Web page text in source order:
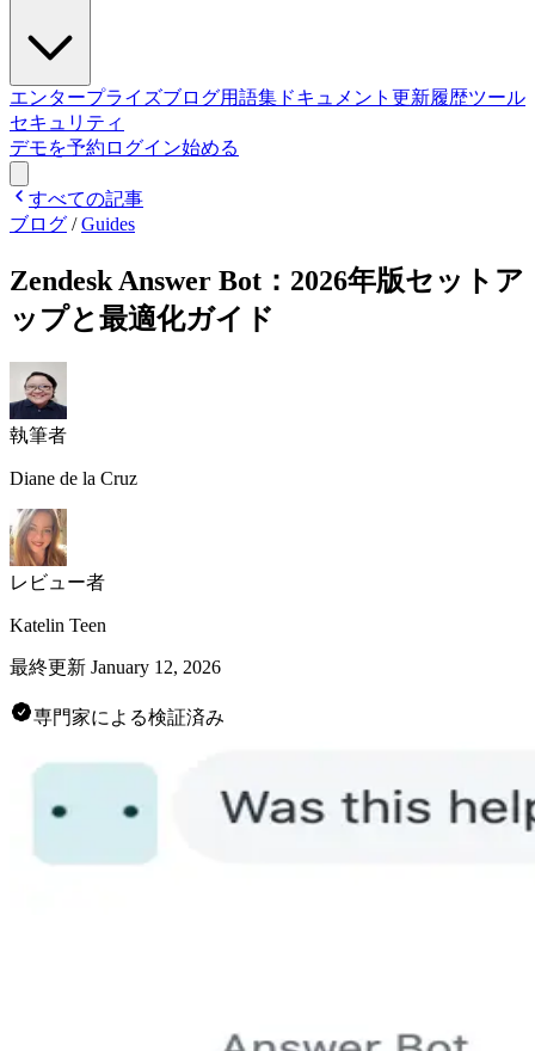
エンタープライズブログ用語集 ドキュメント 更新履歴ツール
セキュリティ
デモを予約 ログイン始める
すべての記事
ブログ /Guides
Zendesk Answer Bot：2026年版セットア
ップと最適化ガイド
執筆者
Diane de la Cruz
レビュー者
Katelin Teen
最終更新 January 12, 2026
専門家による検証済み